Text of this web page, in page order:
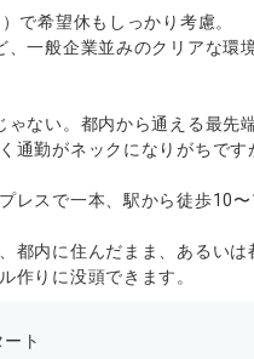
で希望休もしっかり考慮。
一般企業並みのクリアな環
ない。都内から通える最先端
通勤がネックになりがちです
レスで一本、駅から徒歩10
都内に住んだまま、あるいは
作りに没頭できます。
ト